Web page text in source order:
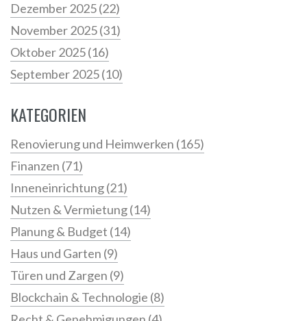
Dezember 2025(22)
November 2025(31)
Oktober 2025(16)
September 2025(10)
KATEGORIEN
Renovierung und Heimwerken (165)
Finanzen (71)
Inneneinrichtung(21)
Nutzen & Vermietung(14)
Planung & Budget (14)
Haus und Garten (9)
Türen und Zargen (9)
Blockchain & Technologie (8)